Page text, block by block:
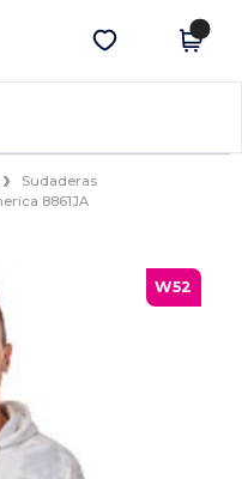
Descargar app
Sudaderas
8861JA
W52